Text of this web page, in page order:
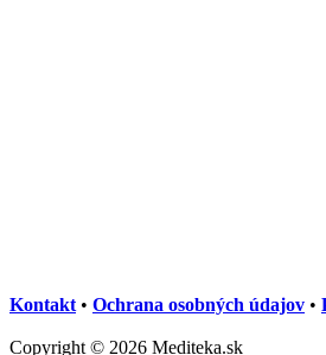
Kontakt • Ochrana osobných údajov •
Copyright © 2026 Mediteka.sk